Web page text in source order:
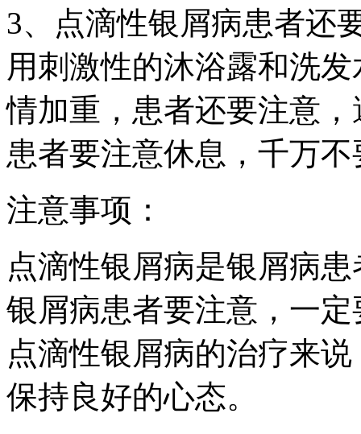
3、点滴性银屑病患者还
用刺激性的沐浴露和洗
情加重，患者还要注意
患者要注意休息，千万
注意事项：
点滴性银屑病是银屑病
银屑病患者要注意，一
点滴性银屑病的治疗来
保持良好的心态。